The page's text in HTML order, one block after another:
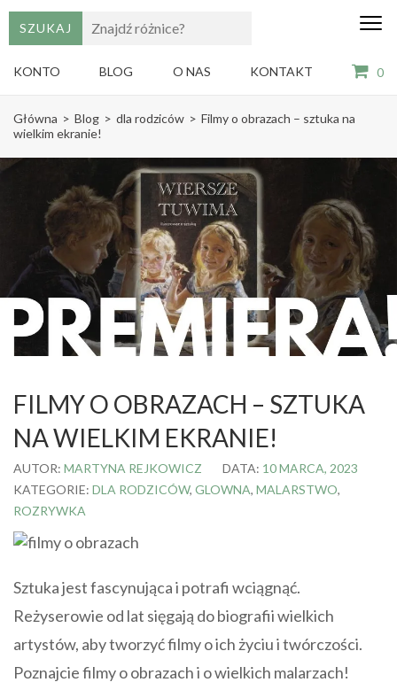
KONTO BLOG O NAS KONTAKT 0
to
(Press
Gry,
i
książki
Główna > Blog > dla rodziców > Filmy o obrazach – sztuka na
wielkim ekranie!
FILMY O OBRAZACH – SZTUKA
NA WIELKIM EKRANIE!
AUTOR: MARTYNA REJKOWICZ DATA: 10 MARCA, 2023
KATEGORIE: DLA RODZICÓW, GLOWNA, MALARSTWO,
ROZRYWKA
Sztuka jest fascynująca i potrafi wciągnąć.
Reżyserowie od lat sięgają do biografii wielkich
artystów, aby tworzyć filmy o ich życiu i twórczości.
Poznajcie filmy o obrazach i o wielkich malarzach!